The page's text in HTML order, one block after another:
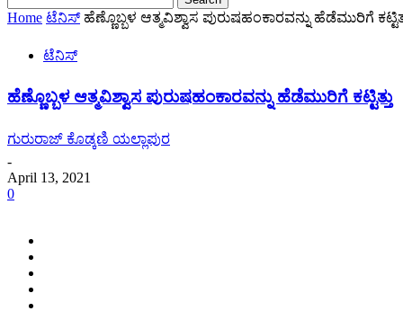
Home ಟೆನಿಸ್ ಹೆಣ್ಣೊಬ್ಬಳ ಆತ್ಮವಿಶ್ವಾಸ ಪುರುಷಹಂಕಾರವನ್ನು ಹೆಡೆಮುರಿಗೆ
ಟೆನಿಸ್
ಹೆಣ್ಣೊಬ್ಬಳ ಆತ್ಮವಿಶ್ವಾಸ ಪುರುಷಹಂಕಾರವನ್ನು ಹೆಡೆಮುರಿಗೆ ಕಟ್ಟಿತ್ತು
ಗುರುರಾಜ್ ಕೊಡ್ಕಣಿ ಯಲ್ಲಾಪುರ
-
April 13, 2021
0